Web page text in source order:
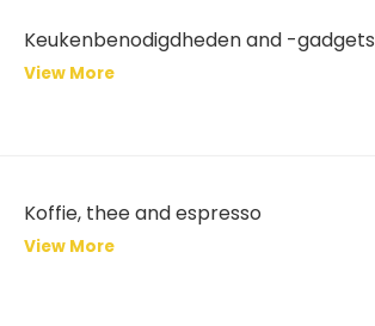
Keukenbenodigdheden and -gadgets
View More
Koffie, thee and espresso
View More